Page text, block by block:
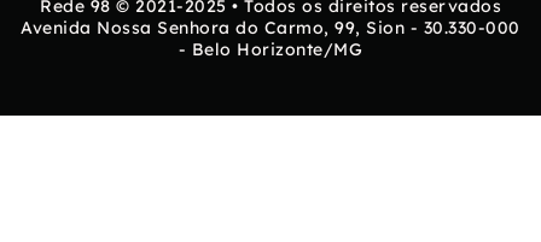
Rede 98 © 2021-2025 • Todos os direitos reservados
Avenida Nossa Senhora do Carmo, 99, Sion - 30.330-000
- Belo Horizonte/MG